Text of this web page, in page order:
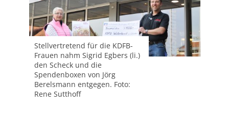
Stellvertretend für die KDFB-
Frauen nahm Sigrid Egbers (li.)
den Scheck und die
Spendenboxen von Jörg
Berelsmann entgegen. Foto:
Rene Sutthoff